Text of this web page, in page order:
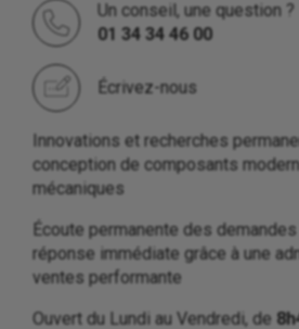
Un conseil, une question ?
01 34 34 46 00
Écrivez-nous
Innovations et recherches
conception de composants
mécaniques
Écoute permanente des
réponse immédiate grâce à une
ventes performante
Ouvert du Lundi au Vendredi, de